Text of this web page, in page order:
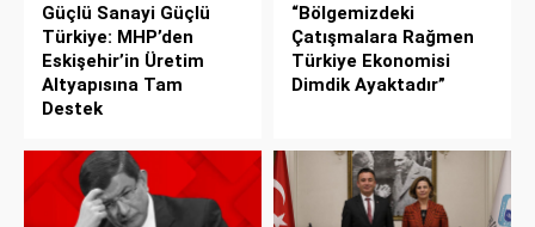
Güçlü Sanayi Güçlü
Türkiye: MHP’den
Eskişehir’in Üretim
Altyapısına Tam
Destek
“Bölgemizdeki
Çatışmalara Rağmen
Türkiye Ekonomisi
Dimdik Ayaktadır”